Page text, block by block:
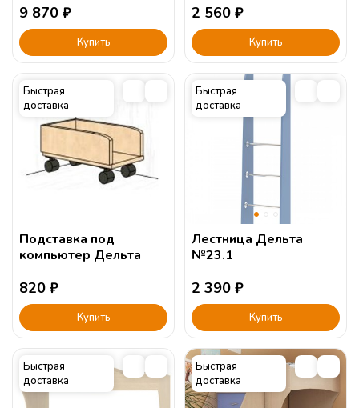
9 870 ₽
Купить
2 560 ₽
Купить
Быстрая
доставка
Подставка под
компьютер Дельта
820 ₽
Купить
Быстрая
доставка
Лестница Дельта
№23.1
2 390 ₽
Купить
Быстрая
доставка
Быстрая
доставка